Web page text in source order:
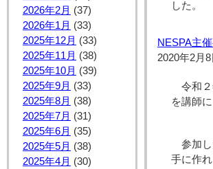
2026年2月 (37)
2026年1月 (33)
2025年12月 (33)
2025年11月 (38)
2025年10月 (39)
2025年9月 (33)
2025年8月 (38)
2025年7月 (31)
2025年6月 (35)
2025年5月 (38)
2025年4月 (30)
した。
NESPA主
2020年2月8
令和
を講師
参加
手に作